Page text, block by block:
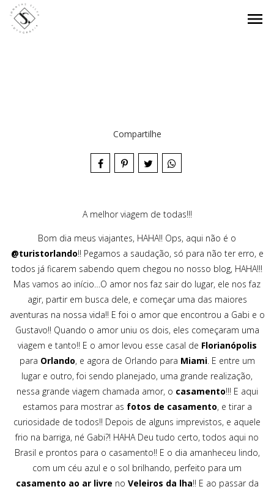
menu
Compartilhe
A melhor viagem de todas!!!
Bom dia meus viajantes, HAHA!! Ops, aqui não é o
@turistorlando!! Pegamos a saudação, só para não ter erro, e
todos já ficarem sabendo quem chegou no nosso blog, HAHA!!!
Mas vamos ao início…O amor nos faz sair do lugar, ele nos faz
agir, partir em busca dele, e começar uma das maiores
aventuras na nossa vida!! E foi o amor que encontrou a Gabi e o
Gustavo!! Quando o amor uniu os dois, eles começaram uma
viagem e tanto!! E o amor levou esse casal de Florianópolis
para Orlando, e agora de Orlando para Miami. E entre um
lugar e outro, foi sendo planejado, uma grande realização,
nessa grande viagem chamada amor, o casamento!!! E aqui
estamos para mostrar as fotos de casamento, e tirar a
curiosidade de todos!! Depois de alguns imprevistos, e aquele
frio na barriga, né Gabi?! HAHA Deu tudo certo, todos aqui no
Brasil e prontos para o casamento!! E o dia amanheceu lindo,
com um céu azul e o sol brilhando, perfeito para um
casamento ao ar livre no Veleiros da lha!! E ao passar da